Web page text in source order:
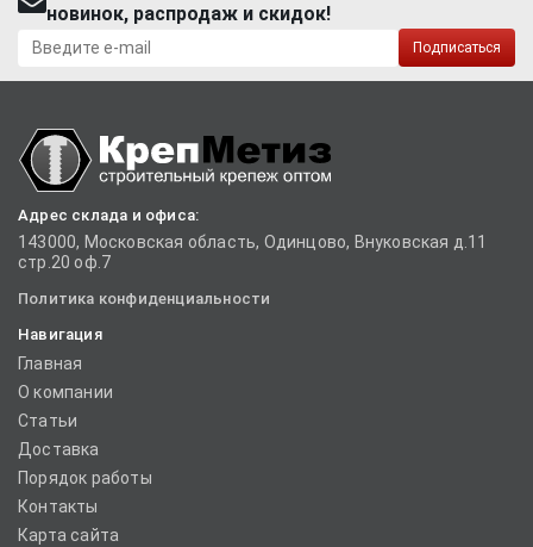
новинок, распродаж и скидок!
Подписаться
Адрес склада и офиса:
143000, Московская область, Одинцово, Внуковская д.11
стр.20 оф.7
Политика конфиденциальности
Навигация
Главная
О компании
Статьи
Доставка
Порядок работы
Контакты
Карта сайта